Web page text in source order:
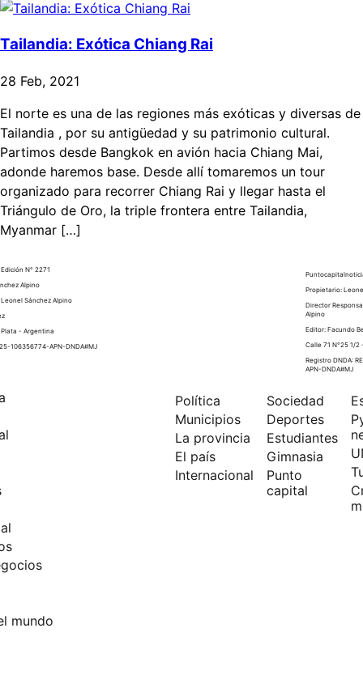
Tailandia: Exótica Chiang Rai
28 Feb, 2021
El norte es una de las regiones más exóticas y diversas de
Tailandia , por su antigüedad y su patrimonio cultural.
Partimos desde Bangkok en avión hacia Chiang Mai,
adonde haremos base. Desde allí tomaremos un tour
organizado para recorrer Chiang Rai y llegar hasta el
Triángulo de Oro, la triple frontera entre Tailandia,
Myanmar […]
N° 2271
Alpino
Sánchez Alpino
- Argentina
106356774-APN-DNDA#MJ
mundo
Propietario:
Director
Alpino
Editor: Facundo
Calle 71 N°25 1/
Registro DNDA:
APN-DNDA#MJ
Política
Municipios
La provincia
El país
Internacional
Sociedad
Deportes
Estudiantes
Gimnasia
Punto
capital